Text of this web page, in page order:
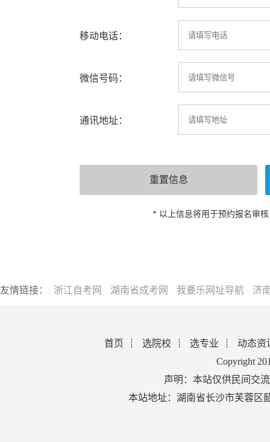
移动电话：
微信号码：
通讯地址：
* 以上信息将用于预约报名审
友情链接： 浙江自考网 湖南省成考网 我要乐网址导航 济
首页 选院校 选专业
动态资
Copyright
声明：本站仅供民间交
本站地址：湖南省长沙市芙蓉区